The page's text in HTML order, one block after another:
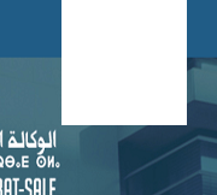
menu
au
contenu